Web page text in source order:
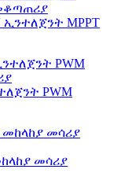
ኢንተለጀንት MPPT
PWM
መሳሪያ